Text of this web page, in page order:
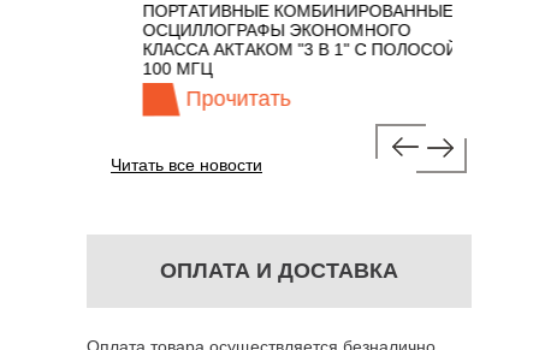
ПОРТАТИВНЫЕ КОМБИНИРОВАННЫЕ
ОСЦИЛЛОГРАФЫ ЭКОНОМНОГО
КЛАССА АКТАКОМ "3 В 1" С ПОЛОСОЙ
100 МГЦ
Прочитать
Читать все новости
ОПЛАТА И ДОСТАВКА